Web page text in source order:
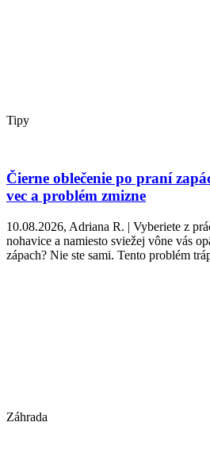
Tipy
Čierne oblečenie po praní
vec a problém zmizne
10.08.2026, Adriana R. | Vyberiete z
nohavice a namiesto sviežej vône vás
zápach? Nie ste sami. Tento problém
Záhrada